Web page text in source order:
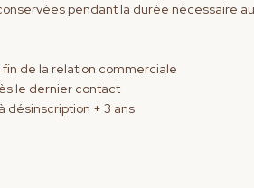
pendant la durée nécessaire
fin de la relation commerciale
le dernier contact
désinscription + 3 ans